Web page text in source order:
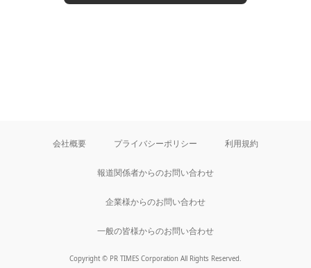
会社概要 プライバシーポリシー 利用規約
報道関係者からのお問い合わせ
企業様からのお問い合わせ
一般の皆様からのお問い合わせ
Copyright © PR TIMES Corporation All Rights Reserved.